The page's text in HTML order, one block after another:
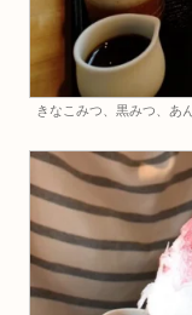
きなこみつ、黒みつ、あ